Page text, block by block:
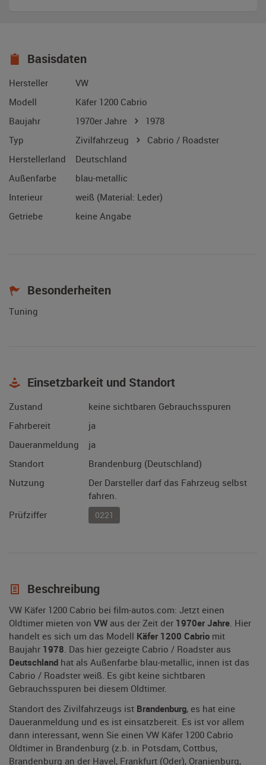
Basisdaten
Hersteller
VW
Modell
Käfer 1200 Cabrio
Baujahr
1970er Jahre
1978
Typ
Zivilfahrzeug
Cabrio / Roadster
Herstellerland
Deutschland
Außenfarbe
blau-metallic
Interieur
weiß (Material: Leder)
Getriebe
keine Angabe
Besonderheiten
Tuning
Einsetzbarkeit und Standort
Zustand
keine sichtbaren Gebrauchsspuren
Fahrbereit
ja
Daueranmeldung
ja
Standort
Brandenburg (Deutschland)
Nutzung
Der Darsteller darf das Fahrzeug selbst
fahren.
Prüfziffer
0221
Beschreibung
VW Käfer 1200 Cabrio bei film-autos.com: Jetzt einen
Oldtimer mieten von VW aus der Zeit der 1970er Jahre. Hier
handelt es sich um das Modell Käfer 1200 Cabrio mit
Baujahr 1978. Das hier gezeigte Cabrio / Roadster aus
Deutschland hat als Außenfarbe blau-metallic, innen ist das
Cabrio / Roadster weiß. Es gibt keine sichtbaren
Gebrauchsspuren bei diesem Oldtimer.
Standort des Zivilfahrzeugs ist Brandenburg, es hat eine
Daueranmeldung und es ist einsatzbereit. Es ist vor allem
dann interessant, wenn Sie einen VW Käfer 1200 Cabrio
Oldtimer in Brandenburg (z.b. in Potsdam, Cottbus,
Brandenburg an der Havel, Frankfurt (Oder), Oranienburg,